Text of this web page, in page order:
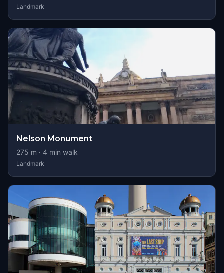
Landmark
Nelson Monument
275 m · 4 min walk
Landmark